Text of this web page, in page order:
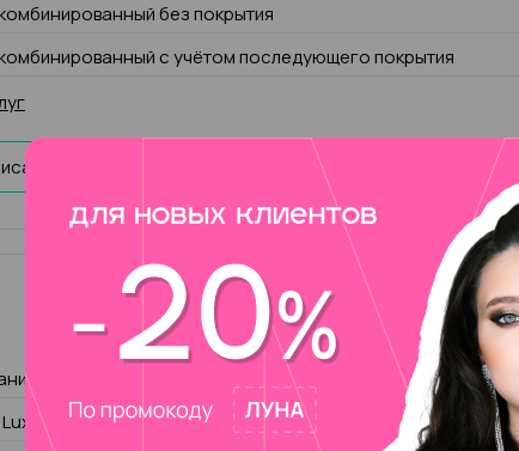
без покрытия
с учётом последующего покрытия
ногтевой пластины базой